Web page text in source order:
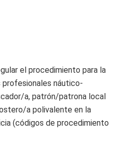
el procedimiento para la
náutico-
a, patrón/patrona local
a polivalente en la
(códigos de procedimiento